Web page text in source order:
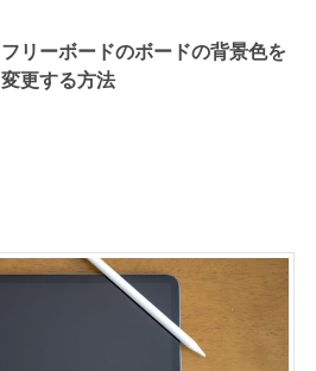
フリーボードのボードの背景色を
変更する方法